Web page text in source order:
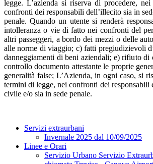
legge. L’azienda si riserva di procedere,
confronti dei responsabili dell’illecito sia in
penale. Quando un utente si renderà
intolleranza o vie di fatto nei confronti del
altri passeggeri, a bordo dei mezzi o delle
alle norme di viaggio; c) fatti pregiudizievoli
danneggiamenti di beni aziendali; e) rifiuto di
controllo documento attestante le proprie
generalità false; L’Azienda, in ogni caso, si
termini di legge, nei confronti dei responsabili
civile e/o sia in sede penale.
Servizi extraurbani
Invernale 2025 dal 10/09/2025
Linee e Orari
Servizio Urbano Servizio